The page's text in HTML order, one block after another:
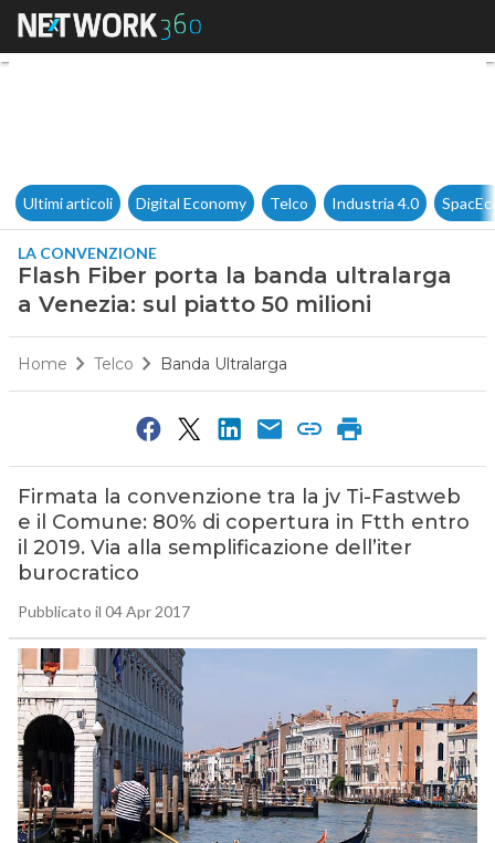
Flash Fiber porta la banda
Ultimi articoli Digital Economy Telco Industria 4.0
LA CONVENZIONE
Flash Fiber porta la banda ultralarga
a Venezia: sul piatto 50 milioni
Home Telco Banda Ultralarga
Firmata la convenzione tra la jv Ti-Fastweb
e il Comune: 80% di copertura in Ftth entro
il 2019. Via alla semplificazione dell’iter
burocratico
Pubblicato il 04 Apr 2017